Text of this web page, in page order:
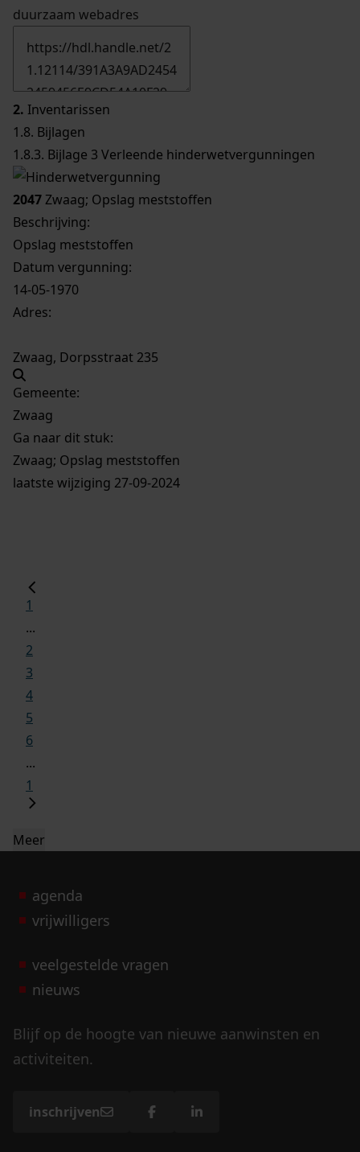
duurzaam webadres
2. Inventarissen
1.8. Bijlagen
1.8.3. Bijlage 3 Verleende hinderwetvergunningen
2047Zwaag; Opslag meststoffen
Beschrijving:
Opslag meststoffen
Datum vergunning:
14-05-1970
Adres:
Zwaag, Dorpsstraat 235
Gemeente:
Zwaag
Ga naar dit stuk:
Zwaag; Opslag meststoffen
laatste wijziging 27-09-2024
1
...
2
3
4
5
6
...
1
Meer
agenda
vrijwilligers
veelgestelde vragen
nieuws
Blijf op de hoogte van nieuwe aanwinsten en
activiteiten.
inschrijven